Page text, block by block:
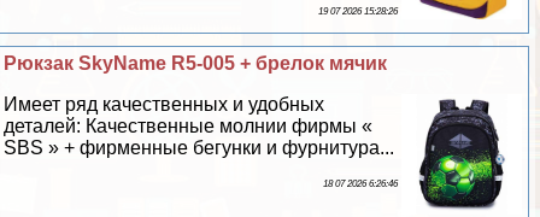
19 07 2026 15:28:26
Рюкзак SkyName R5-005 + брелок мячик
Имеет ряд качественных и удобных
деталей: Качественные молнии фирмы «
SBS » + фирменные бегунки и фурнитура...
18 07 2026 6:26:46